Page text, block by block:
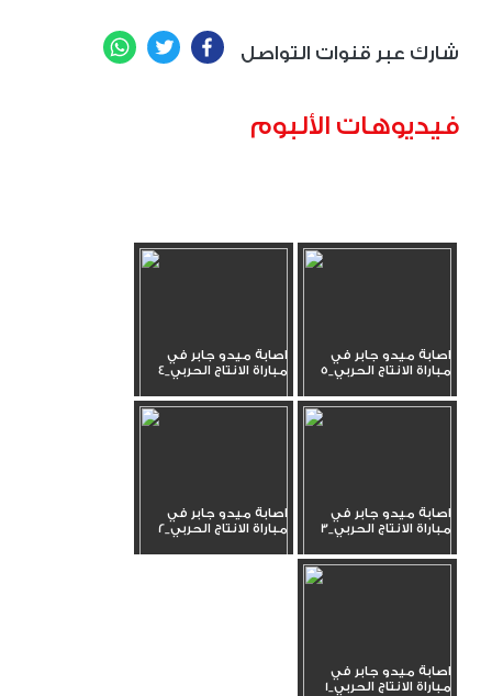
شارك عبر قنوات التواصل Facebook
Twitter
فيديوهات الألبوم
اصابة ميدو جابر في
مباراة الانتاج الحربي_5
اصابة ميدو جابر في
مباراة الانتاج الحربي_4
اصابة ميدو جابر في
مباراة الانتاج الحربي_3
اصابة ميدو جابر في
مباراة الانتاج الحربي_2
اصابة ميدو جابر في
مباراة الانتاج الحربي_1